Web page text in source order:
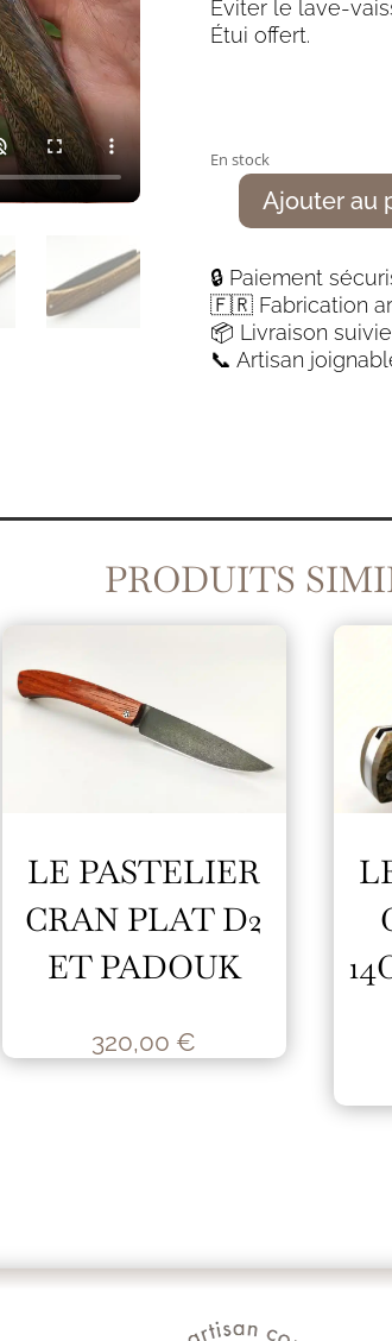
Éviter le lave-
Étui offert.
En stock
quantité
Le
Pastelier
cran
plat
Ajouter au
🔒 Paiement
🇫🇷 Fabrication
📦 Livraison suivie
📞 Artisan
PRODUITS
LE PASTELIER
CRAN PLAT D2
ET PADOUK
320,00 €